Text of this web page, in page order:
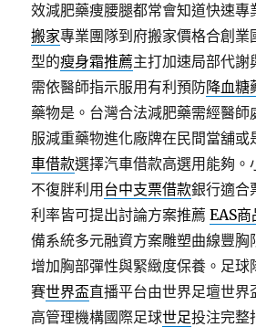
效減肥藥痩腰腿都常會知道快速專
搬家專業團隊到府搬家價格合創業
型的瘦身霜推薦主打加速局部代謝
需依醫師指示服用有利預防降血糖
藥物是。台灣合法減肥藥需經醫師
服減重藥物進化廠牌在民間當舖或
車借款選擇汽車借款高選用能夠。
不復胖利用 台中支票借款銀行適合
利率皆可提出討論方案推薦EAS
備系統多元融資方案雕塑曲線豐胸
增加胸部彈性與緊緻度保養。足球
賽世界盃直播平台由世界足壇世界
高管理機構國際足球世足投注完整